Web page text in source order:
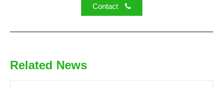
Contact
Related News